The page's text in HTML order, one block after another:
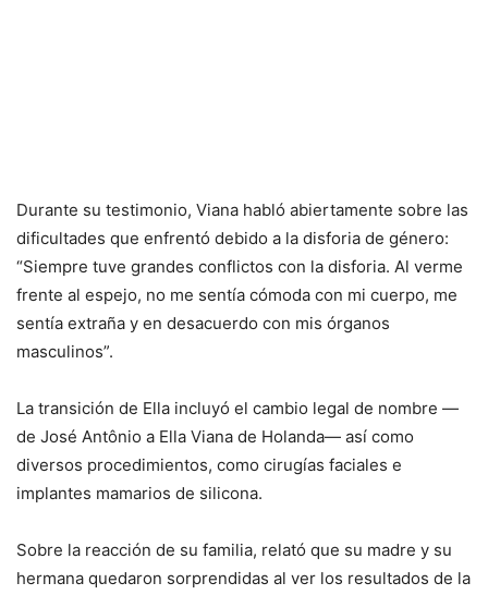
Durante su testimonio, Viana habló abiertamente sobre las
dificultades que enfrentó debido a la disforia de género:
“Siempre tuve grandes conflictos con la disforia. Al verme
frente al espejo, no me sentía cómoda con mi cuerpo, me
sentía extraña y en desacuerdo con mis órganos
masculinos”.
La transición de Ella incluyó el cambio legal de nombre —
de José Antônio a Ella Viana de Holanda— así como
diversos procedimientos, como cirugías faciales e
implantes mamarios de silicona.
Sobre la reacción de su familia, relató que su madre y su
hermana quedaron sorprendidas al ver los resultados de la